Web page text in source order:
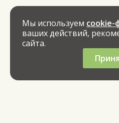
Мы используем cookie-
ваших действий,
сайта.